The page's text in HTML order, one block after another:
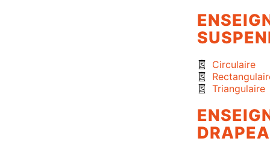
Circulaire
Triangulaire